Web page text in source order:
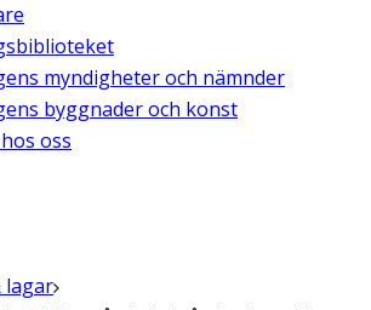
myndigheter och nämnder
byggnader och konst
oss
lagar